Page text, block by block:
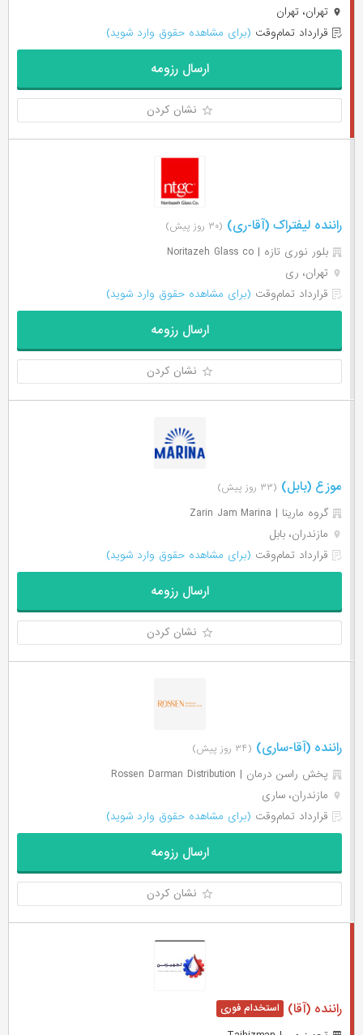
تهران، تهران
قرارداد تمام‌وقت (برای مشاهده حقوق وارد شوید)
ارسال رزومه
نشان کردن
راننده لیفتراک (آقا-ری) (۳۰ روز پیش)
بلور نوری تازه | Noritazeh Glass co
تهران، ری
قرارداد تمام‌وقت (برای مشاهده حقوق وارد شوید)
ارسال رزومه
نشان کردن
موزع (بابل) (۳۳ روز پیش)
گروه مارینا | Zarin Jam Marina
مازندران، بابل
قرارداد تمام‌وقت (برای مشاهده حقوق وارد شوید)
ارسال رزومه
نشان کردن
راننده (آقا-ساری) (۳۴ روز پیش)
پخش راسن درمان | Rossen Darman Distribution
مازندران، ساری
قرارداد تمام‌وقت (برای مشاهده حقوق وارد شوید)
ارسال رزومه
نشان کردن
راننده (آقا)